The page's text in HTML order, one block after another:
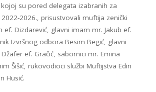
kojoj su pored delegata izabranih za
2026., prisustvovali muftija zenički
ef. Dizdarević, glavni imam mr. Jakub ef.
Izvršnog odbora Besim Begić, glavni
ef. Gračić, sabornici mr. Emina
Šišić, rukovodioci službi Muftijstva Edin
Husić.